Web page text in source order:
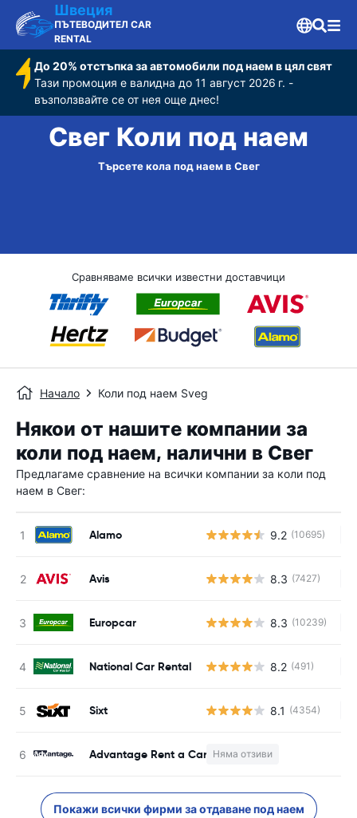
Швеция
ПЪТЕВОДИТЕЛ CAR
RENTAL
До 20% отстъпка за автомобили под наем в цял свят
Тази промоция е валидна до 11 август 2026 г. -
възползвайте се от нея още днес!
Свег Коли под наем
Търсете кола под наем в Свег
Сравняваме всички известни доставчици
Начало Коли под наем Sveg
Някои от нашите компании за
коли под наем, налични в Свег
Предлагаме сравнение на всички компании за коли под
наем в Свег:
Alamo 9.2 (10695)
Avis 8.3 (7427)
Europcar 8.3 (10239)
National Car Rental 8.2 (491)
Sixt 8.1 (4354)
Advantage Rent a Car Няма отзиви
Покажи всички фирми за отдаване под наем